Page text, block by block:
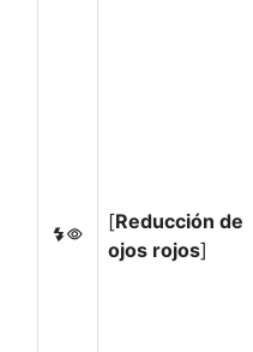
J
[Reducción de
ojos rojos]